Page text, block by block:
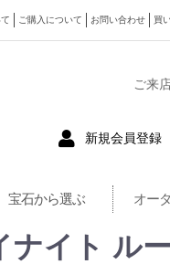
ご購入について お問い合わせ 買
ご来
新規会員登録
宝石から選ぶ オー
ナイト ル